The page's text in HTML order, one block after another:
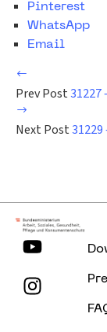
Pinterest
WhatsApp
Email
Prev Post31227
Next Post31229